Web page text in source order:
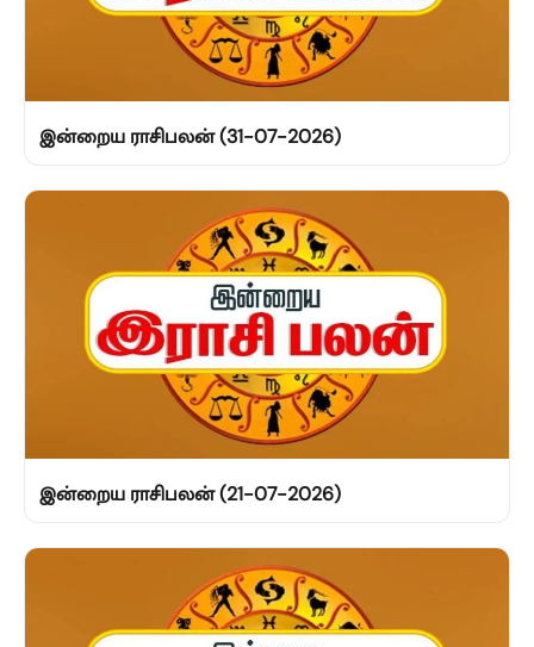
இன்றைய ராசிபலன் (31-07-2026)
இன்றைய ராசிபலன் (21-07-2026)